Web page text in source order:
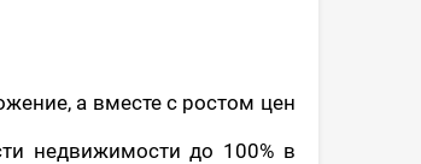
а вместе с ростом цен
недвижимости до 100% в